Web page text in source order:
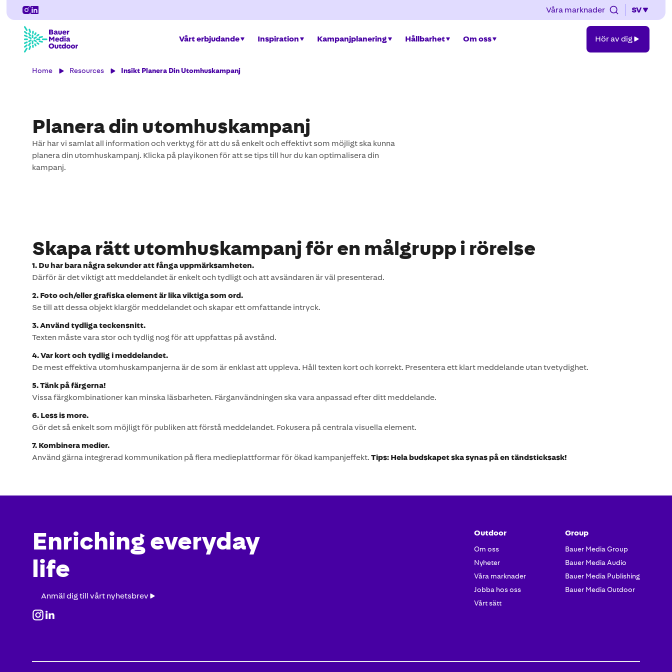
Våra marknader SV
Vårt erbjudande Inspiration Kampanjplanering Hållbarhet Om oss
av
Hör av dig
Home Resources Insikt Planera Din Utomhuskampanj
Planera din utomhuskampanj
Här har vi samlat all information och verktyg för att du så enkelt och effektivt som möjligt ska kunna
planera din utomhuskampanj. Klicka på playikonen för att se tips till hur du kan optimalisera din
kampanj.
Skapa rätt utomhuskampanj för en målgrupp i rörelse
1. Du har bara några sekunder att fånga uppmärksamheten.
Därför är det viktigt att meddelandet är enkelt och tydligt och att avsändaren är väl presenterad.
2. Foto och/eller grafiska element är lika viktiga som ord.
Se till att dessa objekt klargör meddelandet och skapar ett omfattande intryck.
3. Använd tydliga teckensnitt.
Texten måste vara stor och tydlig nog för att uppfattas på avstånd.
4. Var kort och tydlig i meddelandet.
De mest effektiva utomhuskampanjerna är de som är enklast att uppleva. Håll texten kort och korrekt. Presentera ett klart meddelande utan tvetydighet.
5. Tänk på färgerna!
Vissa färgkombinationer kan minska läsbarheten. Färganvändningen ska vara anpassad efter ditt meddelande.
6. Less is more.
Gör det så enkelt som möjligt för publiken att förstå meddelandet. Fokusera på centrala visuella element.
7. Kombinera medier.
Använd gärna integrerad kommunikation på flera medieplattformar för ökad kampanjeffekt. Tips: Hela budskapet ska synas på en tändsticksask!
Enriching everyday
life
dig
till
Anmäl dig till vårt nyhetsbrev
Outdoor
Om oss
Nyheter
Våra marknader
Jobba hos oss
Vårt sätt
Group
Bauer Media Group
Bauer Media Audio
Bauer Media Publishing
Bauer Media Outdoor